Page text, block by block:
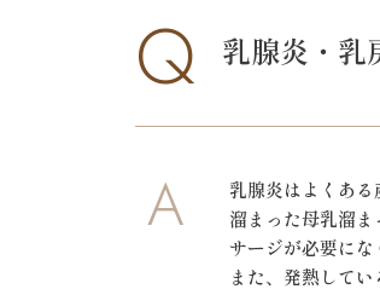
Q 乳腺炎・乳
A
乳腺炎はよくある
溜まった母乳溜
サージが必要にな
また、発熱して